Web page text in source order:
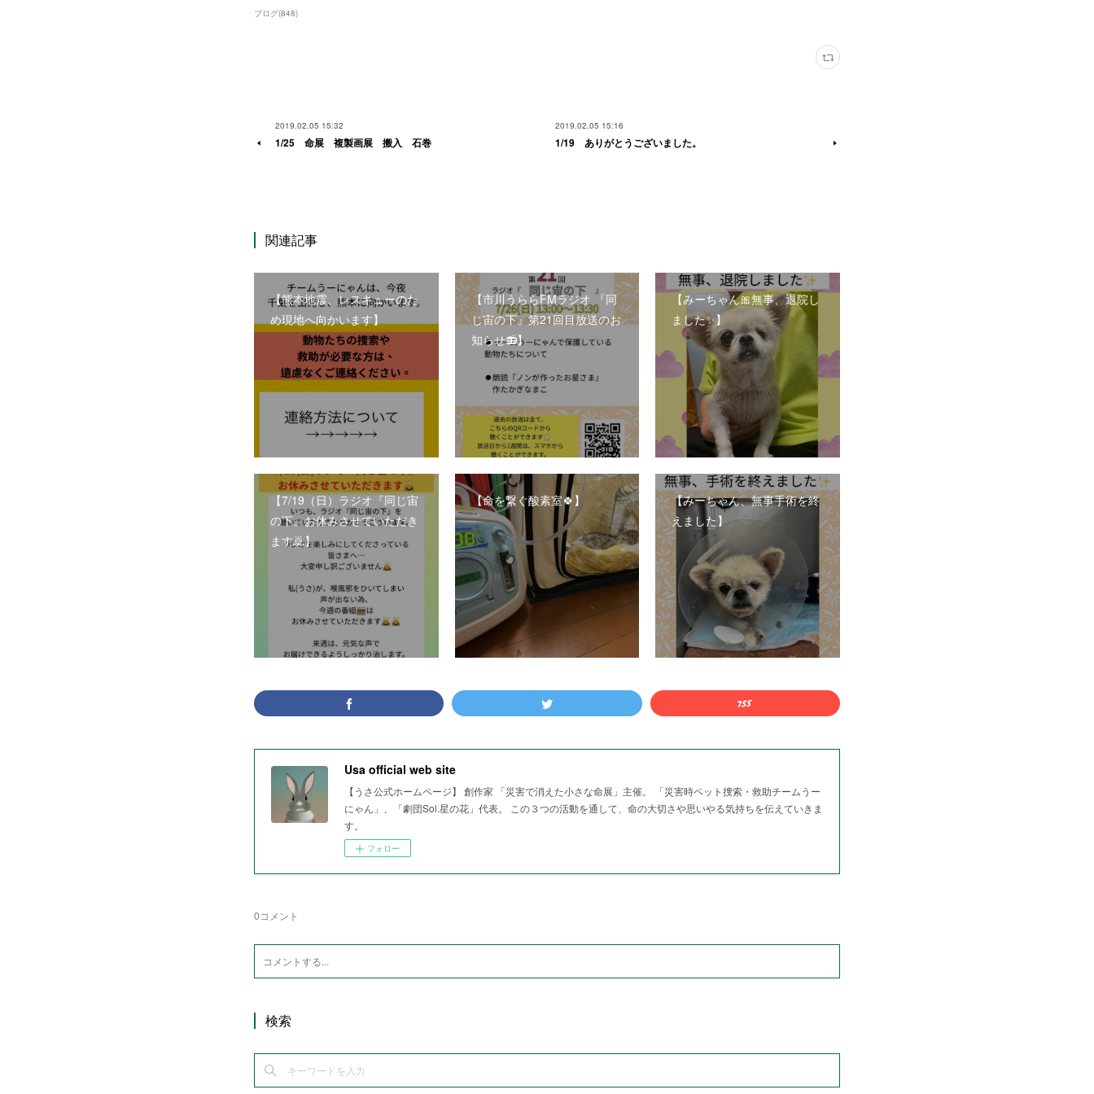
ブログ(848)
2019.02.05 15:32
1/25 命展 複製画展 搬入 石巻
2019.02.05 15:16
1/19 ありがとうございました。
関連記事
【熊本地震、レスキューのた
め現地へ向かいます】
【市川うららFMラジオ 『同
じ宙の下』第21回目放送のお
知らせ📻】
【みーちゃん🎀無事、退院し
ました✨】
【7/19（日）ラジオ『同じ宙
の下』お休みさせていただき
ます🙇】
【命を繋ぐ酸素室🍀】
【みーちゃん、無事手術を終
えました】
Usa official web site
【うさ公式ホームページ】 創作家 「災害で消えた小さな命展」主催。 「災害時ペット捜索・救助チームうー
にゃん」、「劇団Sol.星の花」代表。 この３つの活動を通して、命の大切さや思いやる気持ちを伝えていきま
す。
フォロー
0コメント
検索